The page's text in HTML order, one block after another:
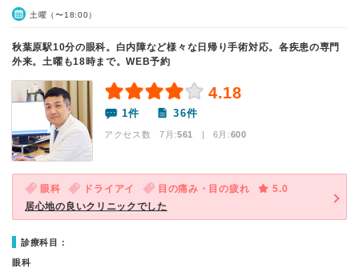
土曜（〜18:00）
秋葉原駅10分の眼科。白内障など様々な日帰り手術対応。各疾患の専門
外来。土曜も18時まで。WEB予約
4.18
1件 36件
アクセス数 7月:561 | 6月:600
眼科 ドライアイ 目の痛み・目の疲れ
5.0
居心地の良いクリニックでした
診療科目：
眼科